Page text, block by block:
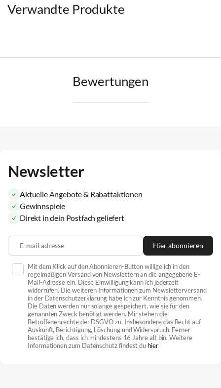
Verwandte Produkte
Bewertungen
Newsletter
Aktuelle Angebote & Rabattaktionen
Gewinnspiele
Direkt in dein Postfach geliefert
E-mail adresse Hier abonnieren
Mit dem Klick auf den Abonnieren-Button willige ich in den
regelmäßigen Versand von Newslettern an die angegebene E-
Mail-Adresse ein. Diese Einwilligung kann ich jederzeit
widerrufen. Die weiteren Informationen zum Newsletterversand
in der Datenschutzerklärung habe ich zur Kenntnis genommen.
Die Daten werden nur solange gespeichert, wie sie für den
genannten Zweck benötigt werden. Mir stehen die
Betroffenenrechte der DSGVO zu. Insbesondere das Recht auf
Auskunft, Berichtigung, Löschung und Widerspruch. Ferner
bestätige ich, dass ich mindestens 16 Jahre alt bin. Weitere
Informationen zum Datenschutz findest du hier